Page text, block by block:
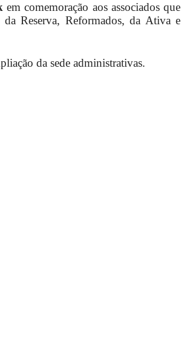
em comemoração aos associados que
Reserva, Reformados, da Ativa e
da sede administrativas.